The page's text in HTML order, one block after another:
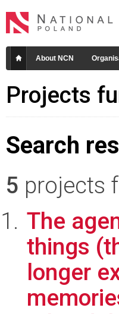
About NCN
Projects
Search
5 projects
The
things
longer